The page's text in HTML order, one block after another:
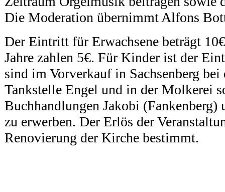
Die Moderation übernimmt Alfons
Der Eintritt für Erwachsene beträgt
Jahre zahlen 5€. Für Kinder ist der
sind im Vorverkauf in Sachsenberg bei
Tankstelle Engel und in der Molkerei
Buchhandlungen Jakobi (Fankenberg)
zu erwerben. Der Erlös der
Renovierung der Kirche bestimmt.